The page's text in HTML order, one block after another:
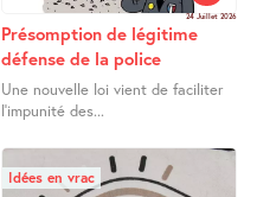
24 Juillet 2026
Présomption de légitime
défense de la police
Une nouvelle loi vient de faciliter
l’impunité des...
Idées en vrac